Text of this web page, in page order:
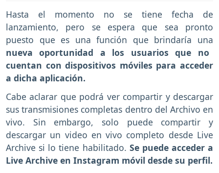
Hasta el momento no se tiene fecha de
lanzamiento, pero se espera que sea pronto
puesto que es una función que brindaría una
nueva oportunidad a los usuarios que no
cuentan con dispositivos móviles para acceder
a dicha aplicación.
Cabe aclarar que podrá ver compartir y descargar
sus transmisiones completas dentro del Archivo en
vivo. Sin embargo, solo puede compartir y
descargar un video en vivo completo desde Live
Archive si lo tiene habilitado. Se puede acceder a
Live Archive en Instagram móvil desde su perfil.